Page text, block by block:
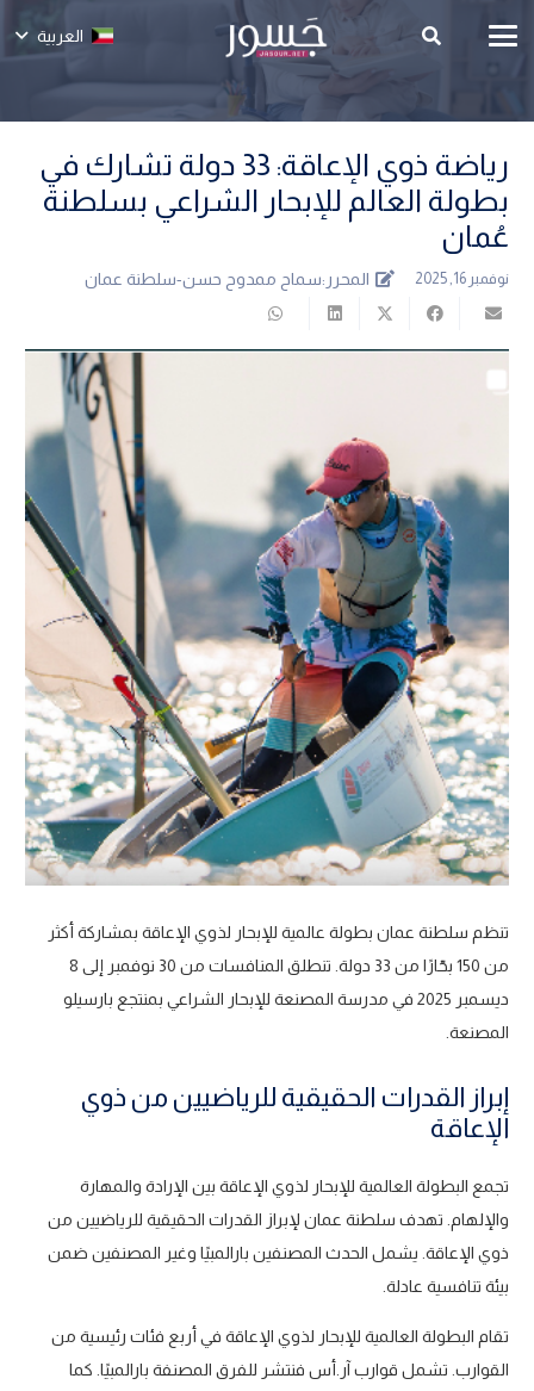
العربية
رياضة ذوي الإعاقة: 33 دولة تشارك في
بطولة العالم للإبحار الشراعي بسلطنة
عُمان
نوفمبر 16, 2025 المحرر:سماح ممدوح حسن-سلطنة عمان
تنظم سلطنة عمان بطولة عالمية للإبحار لذوي الإعاقة بمشاركة أكثر
من 150 بحّارًا من 33 دولة. تنطلق المنافسات من 30 نوفمبر إلى 8
ديسمبر 2025 في مدرسة المصنعة للإبحار الشراعي بمنتجع بارسيلو
المصنعة.
إبراز القدرات الحقيقية للرياضيين من ذوي
الإعاقة
تجمع البطولة العالمية للإبحار لذوي الإعاقة بين الإرادة والمهارة
والإلهام. تهدف سلطنة عمان لإبراز القدرات الحقيقية للرياضيين من
ذوي الإعاقة. يشمل الحدث المصنفين بارالمبيًا وغير المصنفين ضمن
بيئة تنافسية عادلة.
تقام البطولة العالمية للإبحار لذوي الإعاقة في أربع فئات رئيسية من
القوارب. تشمل قوارب آر.أس فنتشر للفرق المصنفة بارالمبيًا. كما